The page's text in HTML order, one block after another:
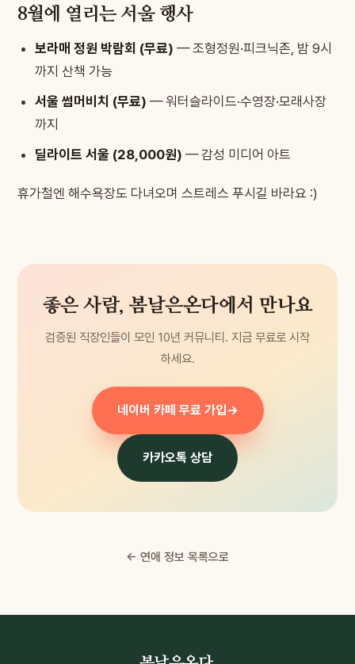
8월에 열리는 서울 행사
보라매 정원 박람회 (무료) — 조형정원·피크닉존, 밤 9시
까지 산책 가능
서울 썸머비치 (무료) — 워터슬라이드·수영장·모래사장
까지
딜라이트 서울 (28,000원) — 감성 미디어 아트
휴가철엔 해수욕장도 다녀오며 스트레스 푸시길 바라요 :)
좋은 사람, 봄날은온다에서 만나요
검증된 직장인들이 모인 10년 커뮤니티. 지금 무료로 시작
하세요.
네이버 카페 무료 가입→
카카오톡 상담
← 연애 정보 목록으로